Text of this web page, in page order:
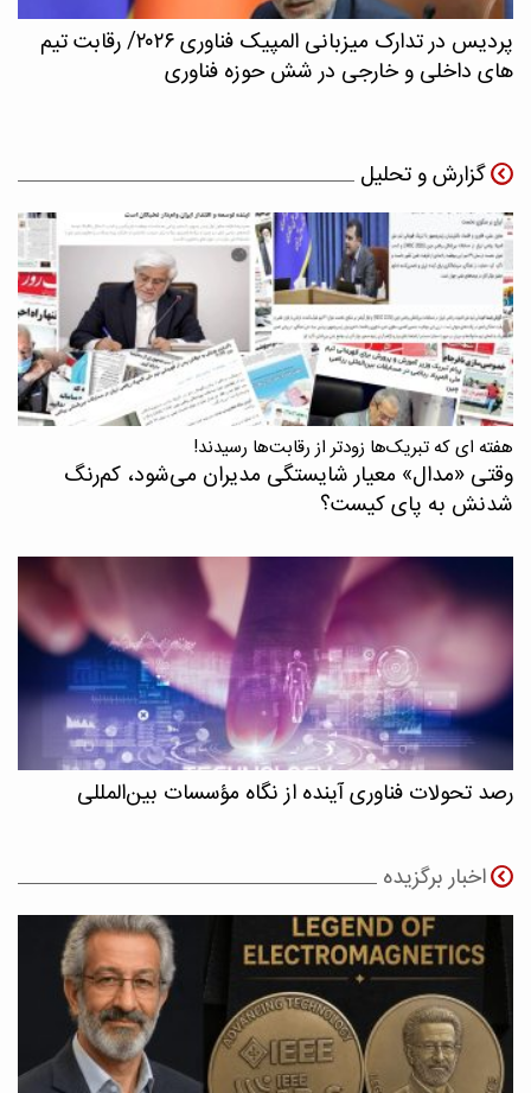
پردیس در تدارک میزبانی المپیک فناوری ۲۰۲۶/ رقابت تیم
های داخلی و خارجی در شش حوزه فناوری
گزارش و تحلیل
هفته ای که تبریک‌ها زودتر از رقابت‌ها رسیدند!
وقتی «مدال‌» معیار شایستگی مدیران می‌شود، کم‌رنگ
شدنش به پای کیست؟
رصد تحولات فناوری آینده از نگاه مؤسسات بین‌المللی
اخبار برگزیده